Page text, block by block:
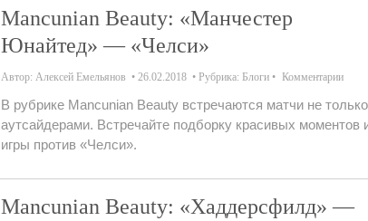
Mancunian Beauty: «Манчестер
Юнайтед» — «Челси»
Автор: Алексей Емельянов 26.02.2018 Рубрика: Блоги Комментарии
В рубрике Mancunian Beauty встречаются матчи не
аутсайдерами. Встречайте подборку красивых моментов
игры против «Челси».
Mancunian Beauty: «Хаддерсфилд» —